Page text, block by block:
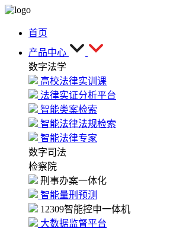
首页
产品中心
数字法学
高校法律实训课
法律实证分析平台
智能类案检索
智能法律法规检索
智能法律专家
数字司法
检察院
刑事办案一体化
智能量刑预测
12309智能控申一体机
大数据监督平台